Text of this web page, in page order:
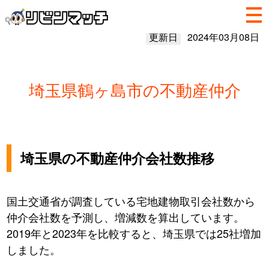
更新日 2024年03月08日
埼玉県鶴ヶ島市の不動産仲介
埼玉県の不動産仲介会社数推移
国土交通省が調査している宅地建物取引会社数から
仲介会社数を予測し、増減数を算出しています。
2019年と2023年を比較すると、埼玉県では25社増加
しました。